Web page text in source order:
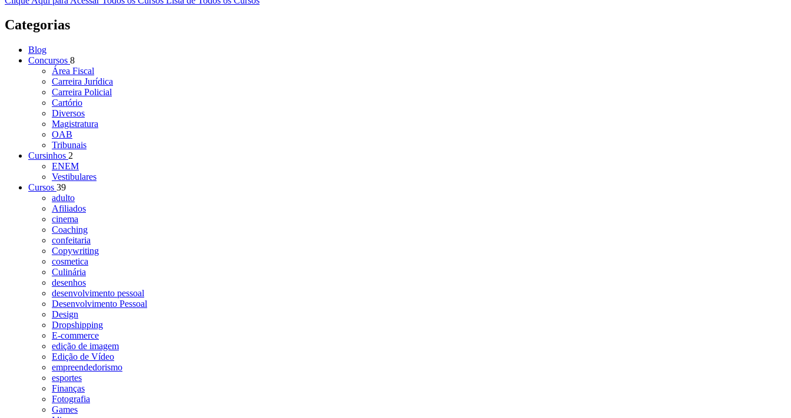
Categorias
Blog
Concursos 8
Área Fiscal
Carreira Jurídica
Carreira Policial
Cartório
Diversos
Magistratura
OAB
Tribunais
Cursinhos 2
ENEM
Vestibulares
Cursos 39
adulto
Afiliados
cinema
Coaching
confeitaria
Copywriting
cosmetica
Culinária
desenhos
desenvolvimento pessoal
Desenvolvimento Pessoal
Design
Dropshipping
E-commerce
edição de imagem
Edição de Vídeo
empreendedorismo
esportes
Finanças
Fotografia
Games